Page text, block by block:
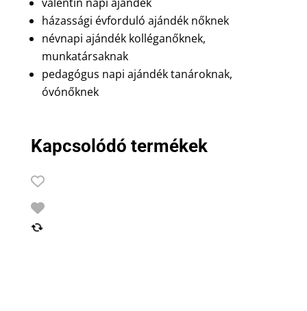
házassági évforduló ajándék nőknek
névnapi ajándék kolléganőknek,
munkatársaknak
pedagógus napi ajándék tanároknak,
óvónőknek
Kapcsolódó termékek